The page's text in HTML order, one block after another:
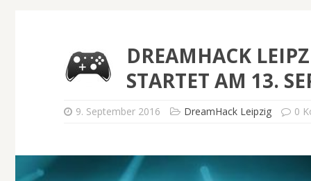
DREAMHACK
STARTET AM 13.
9. September 2016 DreamHack Leipzig 0